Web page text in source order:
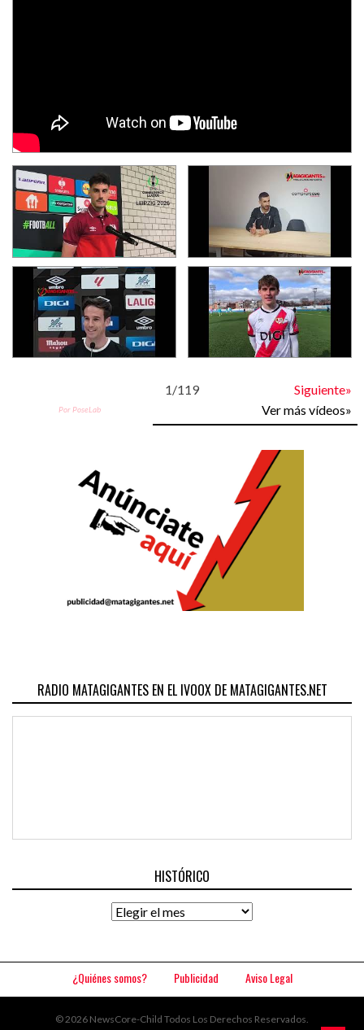
1/119 Siguiente»
Por PoseLab Ver más vídeos»
RADIO MATAGIGANTES EN EL IVOOX DE MATAGIGANTES.NET
HISTÓRICO
Histórico
¿Quiénes somos? Publicidad Aviso Legal
© 2026 NewsCore-Child Todos Los Derechos Reservados.